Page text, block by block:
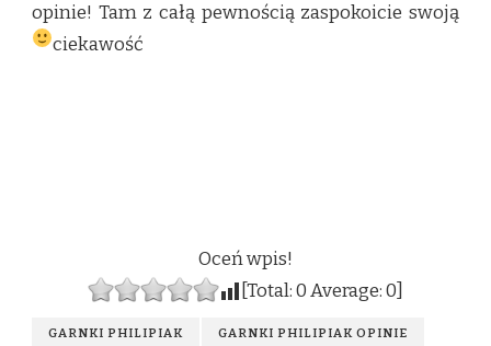
opinie! Tam z całą pewnością zaspokoicie swoją
ciekawość
Oceń wpis!
[Total:0Average:0
GARNKI PHILIPIAK GARNKI PHILIPIAK OPINIE